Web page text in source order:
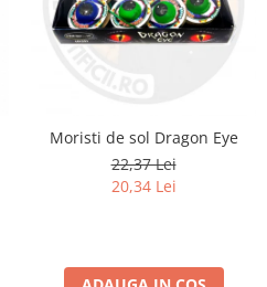
Moristi de sol Dragon Eye
22,37 Lei
20,34 Lei